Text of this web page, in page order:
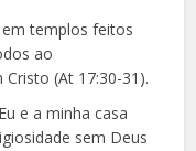
templos feitos
ao
(At 17:30-31).
e a minha casa
sem Deus